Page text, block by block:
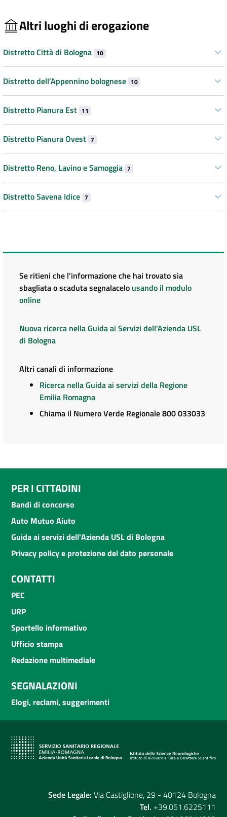
Altri luoghi di erogazione
Distretto Città di Bologna 10
Distretto dell’Appennino bolognese 10
Distretto Pianura Est 11
Distretto Pianura Ovest 7
Distretto Reno, Lavino e Samoggia 7
Distretto Savena Idice 7
Se ritieni che l'informazione che hai trovato sia
sbagliata o scaduta segnalacelo usando il modulo
online
Nuova ricerca nella Guida ai Servizi dell'Azienda USL
di Bologna
Altri canali di informazione
Ricerca nella Guida ai servizi della Regione
Emilia Romagna
Chiama il Numero Verde Regionale 800 033033
PER I CITTADINI
Bandi di concorso
Auto Mutuo Aiuto
Guida ai servizi dell'Azienda USL di Bologna
Privacy policy e protezione del dato personale
CONTATTI
PEC
URP
Sportello informativo
Ufficio stampa
Redazione multimediale
SEGNALAZIONI
Elogi, reclami, suggerimenti
Sede Legale: Via Castiglione, 29 - 40124 Bologna
Tel. +39.051.6225111